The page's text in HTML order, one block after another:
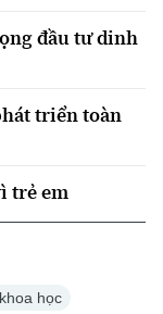
đầu tư dinh
triển toàn
trẻ em
học